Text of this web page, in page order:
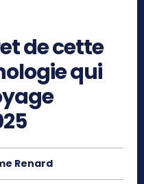
de cette
qui
Renard